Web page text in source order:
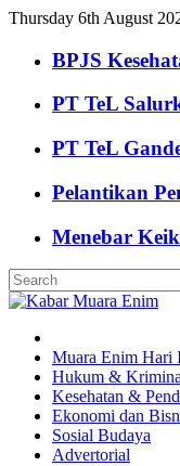
Thursday 6th August
BPJS
PT TeL
PT TeL
Pelantikan
Menebar
Muara Enim Hari
Hukum &
Kesehatan &
Ekonomi dan
Sosial Budaya
Advertorial